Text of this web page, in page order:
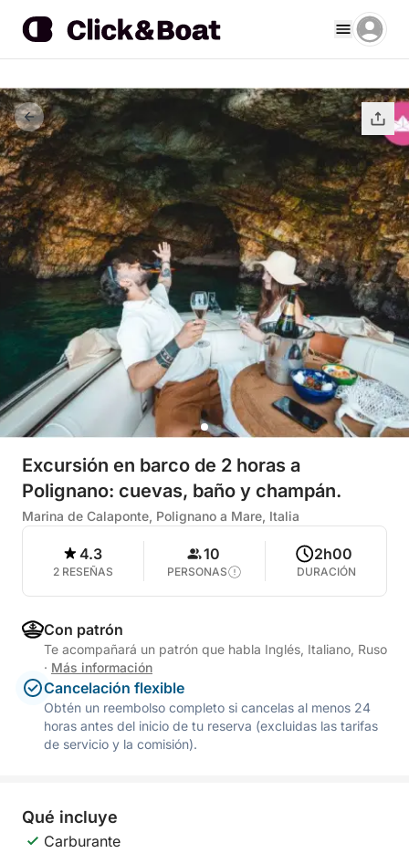
Excursión en barco de 2 horas a
Polignano: cuevas, baño y champán.
Marina de Calaponte, Polignano a Mare, Italia
4.3
2 RESEÑAS
10
PERSONAS
2h00
DURACIÓN
Con patrón
Te acompañará un patrón que habla Inglés, Italiano, Ruso
· Más información
Cancelación flexible
Obtén un reembolso completo si cancelas al menos 24
horas antes del inicio de tu reserva (excluidas las tarifas
de servicio y la comisión).
Qué incluye
Carburante